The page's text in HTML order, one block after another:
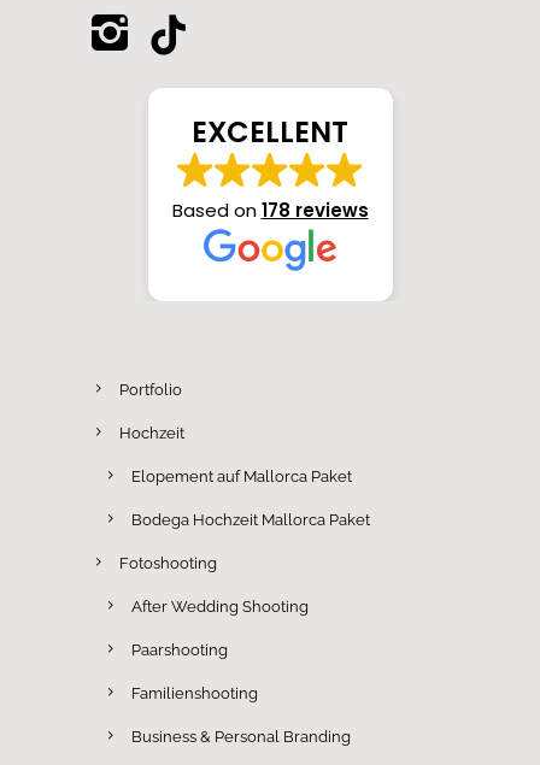
EXCELLENT
Based on178 reviews
Portfolio
Hochzeit
Elopement auf Mallorca Paket
Bodega Hochzeit Mallorca Paket
Fotoshooting
After Wedding Shooting
Paarshooting
Familienshooting
Business & Personal Branding